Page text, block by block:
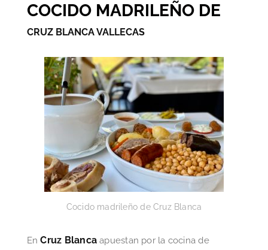
COCIDO MADRILEÑO DE
CRUZ BLANCA VALLECAS
Cocido madrileño de Cruz Blanca
EnCruz Blancaapuestan por la cocina de